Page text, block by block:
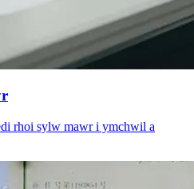
rhoi sylw mawr i ymchwil a